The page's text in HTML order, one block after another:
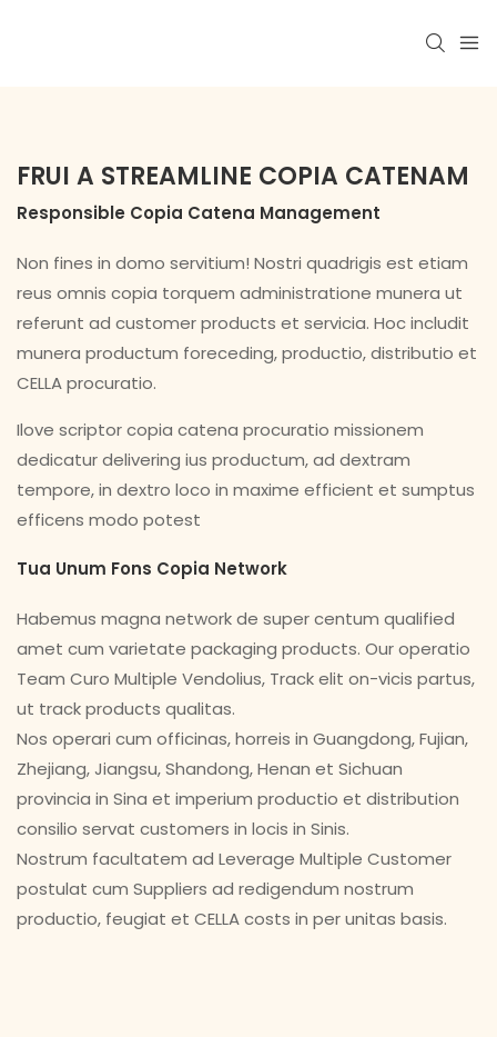
FRUI A STREAMLINE COPIA CATENAM
Responsible Copia Catena Management
Non fines in domo servitium! Nostri quadrigis est etiam
reus omnis copia torquem administratione munera ut
referunt ad customer products et servicia. Hoc includit
munera productum foreceding, productio, distributio et
CELLA procuratio.
Ilove scriptor copia catena procuratio missionem
dedicatur delivering ius productum, ad dextram
tempore, in dextro loco in maxime efficient et sumptus
efficens modo potest
Tua Unum Fons Copia Network
Habemus magna network de super centum qualified
amet cum varietate packaging products. Our operatio
Team Curo Multiple Vendolius, Track elit on-vicis partus,
ut track products qualitas.
Nos operari cum officinas, horreis in Guangdong, Fujian,
Zhejiang, Jiangsu, Shandong, Henan et Sichuan
provincia in Sina et imperium productio et distribution
consilio servat customers in locis in Sinis.
Nostrum facultatem ad Leverage Multiple Customer
postulat cum Suppliers ad redigendum nostrum
productio, feugiat et CELLA costs in per unitas basis.